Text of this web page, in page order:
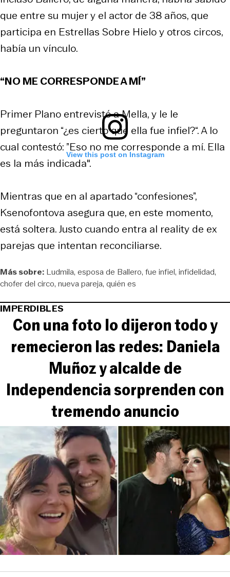
View this post on Instagram
que entre su mujer y el actor de 38 años, que
participa en Estrellas Sobre Hielo y otros circos,
había un vínculo.
“NO ME CORRESPONDE A MÍ”
Primer Plano entrevistó a Mella, y le le
preguntaron “¿es cierto que ella fue infiel?“. A lo
cual contestó: ”Eso no me corresponde a mí. Ella
es la más indicada".
Mientras que en al apartado “confesiones”,
Ksenofontova asegura que, en este momento,
está soltera. Justo cuando entra al reality de ex
parejas que intentan reconciliarse.
Más sobre: Ludmila esposa de Ballero fue infiel infidelidad
chofer del circo nueva pareja quién es
IMPERDIBLES
Con una foto lo dijeron todo y
remecieron las redes: Daniela
Muñoz y alcalde de
Independencia sorprenden con
tremendo anuncio